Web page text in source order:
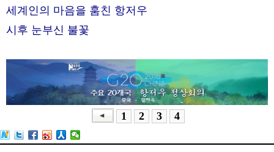
세계인의 마음을 훔친 항저우
시후 눈부신 불꽃
1 2 3 4